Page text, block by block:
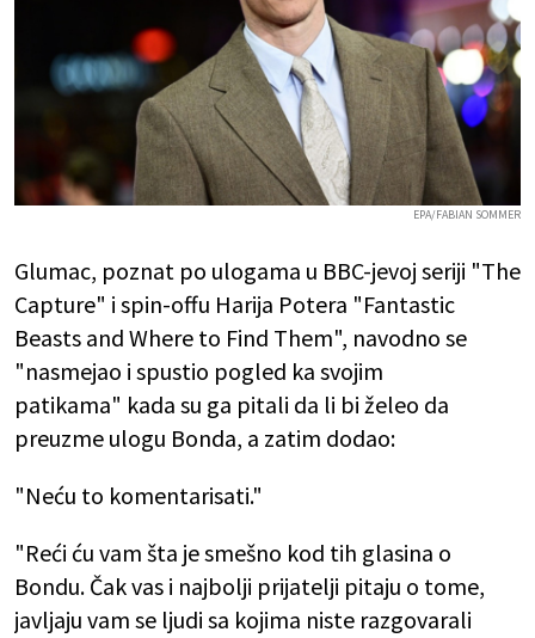
EPA/FABIAN SOMMER
Glumac, poznat po ulogama u BBC-jevoj seriji "The
Capture" i spin-offu Harija Potera "Fantastic
Beasts and Where to Find Them", navodno se
"nasmejao i spustio pogled ka svojim
patikama" kada su ga pitali da li bi želeo da
preuzme ulogu Bonda, a zatim dodao:
"Neću to komentarisati."
"Reći ću vam šta je smešno kod tih glasina o
Bondu. Čak vas i najbolji prijatelji pitaju o tome,
javljaju vam se ljudi sa kojima niste razgovarali